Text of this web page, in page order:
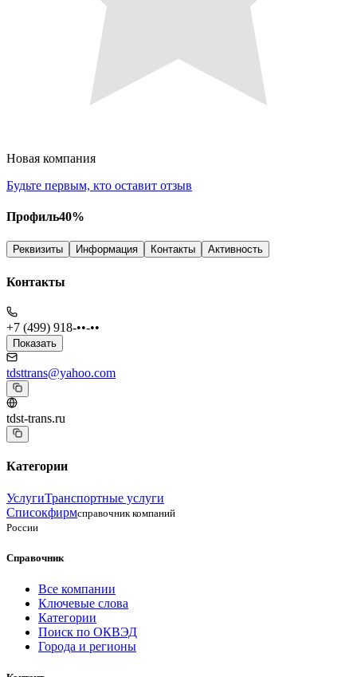
Новая компания
Будьте первым, кто оставит отзыв
Профиль40%
Реквизиты Информация Контакты Активность
Контакты
+7 (499) 918-••-••
Показать
tdsttrans@yahoo.com
tdst-trans.ru
Категории
УслугиТранспортные услуги
Списокфирмсправочник компаний
России
Справочник
Все компании
Ключевые слова
Категории
Поиск по ОКВЭД
Города и регионы